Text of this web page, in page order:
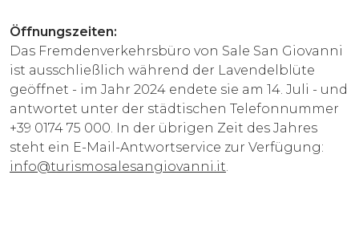
Öffnungszeiten:
Das Fremdenverkehrsbüro von Sale San Giovanni
ist ausschließlich während der Lavendelblüte
geöffnet - im Jahr 2024 endete sie am 14. Juli - und
antwortet unter der städtischen Telefonnummer
+39 0174 75 000. In der übrigen Zeit des Jahres
steht ein E-Mail-Antwortservice zur Verfügung:
info@turismosalesangiovanni.it